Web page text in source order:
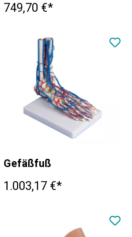
749,70 €*
Gefäßfuß
1.003,17 €*